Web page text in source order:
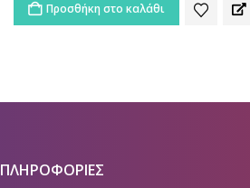
ΠΛΗΡΟΦΟΡΙΕΣ